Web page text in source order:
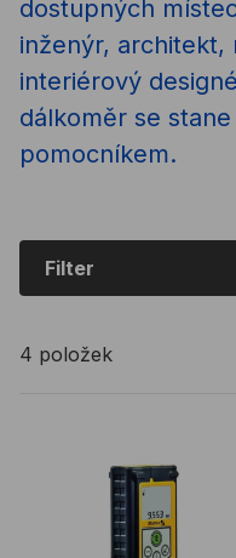
dostupných
inženýr, architekt,
interiérový
dálkoměr se
pomocníkem.
Filter
4 položek